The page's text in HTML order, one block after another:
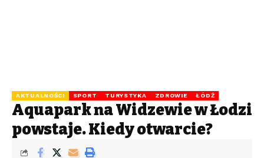
AKTUALNOŚCI SPORT TURYSTYKA ZDROWIE ŁÓDŹ
Aquapark na Widzewie w Łodzi
powstaje. Kiedy otwarcie?